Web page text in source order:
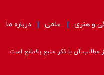
و هنری علمی درباره ما
آن با ذکر منبع بلامانع است.